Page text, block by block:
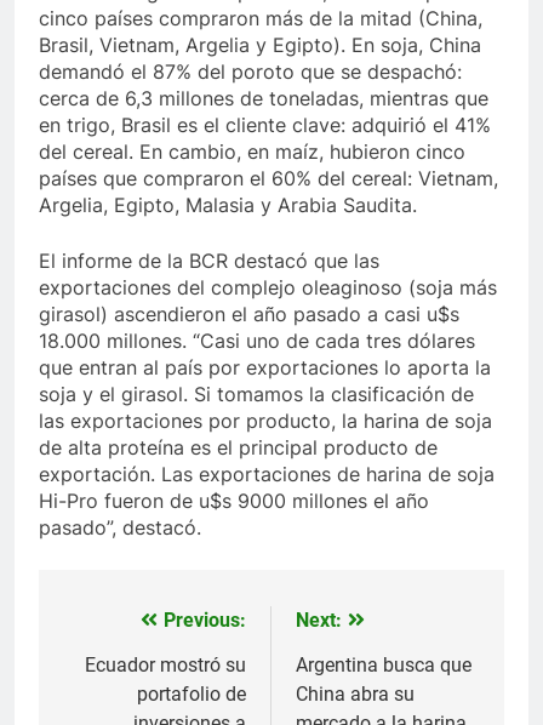
cinco países compraron más de la mitad (China,
Brasil, Vietnam, Argelia y Egipto). En soja, China
demandó el 87% del poroto que se despachó:
cerca de 6,3 millones de toneladas, mientras que
en trigo, Brasil es el cliente clave: adquirió el 41%
del cereal. En cambio, en maíz, hubieron cinco
países que compraron el 60% del cereal: Vietnam,
Argelia, Egipto, Malasia y Arabia Saudita.
El informe de la BCR destacó que las
exportaciones del complejo oleaginoso (soja más
girasol) ascendieron el año pasado a casi u$s
18.000 millones. “Casi uno de cada tres dólares
que entran al país por exportaciones lo aporta la
soja y el girasol. Si tomamos la clasificación de
las exportaciones por producto, la harina de soja
de alta proteína es el principal producto de
exportación. Las exportaciones de harina de soja
Hi-Pro fueron de u$s 9000 millones el año
pasado”, destacó.
Navegación
de
entradas
Previous:
Ecuador mostró su
portafolio de
Next:
Argentina busca que
China abra su